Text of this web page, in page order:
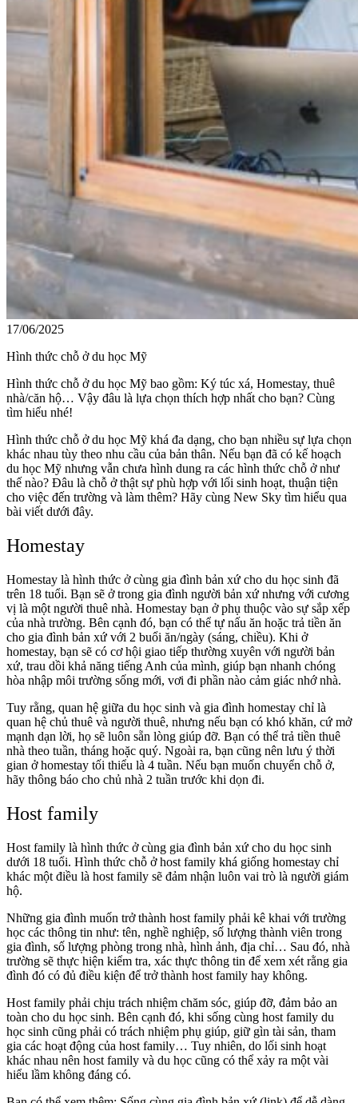
17/06/2025
Hình thức chỗ ở du học Mỹ
Hình thức chỗ ở du học Mỹ bao gồm: Ký túc xá, Homestay, thuê
nhà/căn hộ… Vậy đâu là lựa chọn thích hợp nhất cho bạn? Cùng
tìm hiểu nhé!
Hình thức chỗ ở du học Mỹ khá đa dạng, cho bạn nhiều sự lựa chọn
khác nhau tùy theo nhu cầu của bản thân. Nếu bạn đã có kế hoạch
du học Mỹ nhưng vẫn chưa hình dung ra các hình thức chỗ ở như
thế nào? Đâu là chỗ ở thật sự phù hợp với lối sinh hoạt, thuận tiện
cho việc đến trường và làm thêm? Hãy cùng New Sky tìm hiểu qua
bài viết dưới đây.
Homestay
Homestay là hình thức ở cùng gia đình bản xứ cho du học sinh đã
trên 18 tuổi. Bạn sẽ ở trong gia đình người bản xứ nhưng với cương
vị là một người thuê nhà. Homestay bạn ở phụ thuộc vào sự sắp xếp
của nhà trường. Bên cạnh đó, bạn có thể tự nấu ăn hoặc trả tiền ăn
cho gia đình bản xứ với 2 buổi ăn/ngày (sáng, chiều). Khi ở
homestay, bạn sẽ có cơ hội giao tiếp thường xuyên với người bản
xứ, trau dồi khả năng tiếng Anh của mình, giúp bạn nhanh chóng
hòa nhập môi trường sống mới, vơi đi phần nào cảm giác nhớ nhà.
Tuy rằng, quan hệ giữa du học sinh và gia đình homestay chỉ là
quan hệ chủ thuê và người thuê, nhưng nếu bạn có khó khăn, cứ mở
mạnh dạn lời, họ sẽ luôn sẵn lòng giúp đỡ. Bạn có thể trả tiền thuê
nhà theo tuần, tháng hoặc quý. Ngoài ra, bạn cũng nên lưu ý thời
gian ở homestay tối thiểu là 4 tuần. Nếu bạn muốn chuyển chỗ ở,
hãy thông báo cho chủ nhà 2 tuần trước khi dọn đi.
Host family
Host family là hình thức ở cùng gia đình bản xứ cho du học sinh
dưới 18 tuổi. Hình thức chỗ ở host family khá giống homestay chỉ
khác một điều là host family sẽ đảm nhận luôn vai trò là người giám
hộ.
Những gia đình muốn trở thành host family phải kê khai với trường
học các thông tin như: tên, nghề nghiệp, số lượng thành viên trong
gia đình, số lượng phòng trong nhà, hình ảnh, địa chỉ… Sau đó, nhà
trường sẽ thực hiện kiểm tra, xác thực thông tin để xem xét rằng gia
đình đó có đủ điều kiện để trở thành host family hay không.
Host family phải chịu trách nhiệm chăm sóc, giúp đỡ, đảm bảo an
toàn cho du học sinh. Bên cạnh đó, khi sống cùng host family du
học sinh cũng phải có trách nhiệm phụ giúp, giữ gìn tài sản, tham
gia các hoạt động của host family… Tuy nhiên, do lối sinh hoạt
khác nhau nên host family và du học cũng có thể xảy ra một vài
hiểu lầm không đáng có.